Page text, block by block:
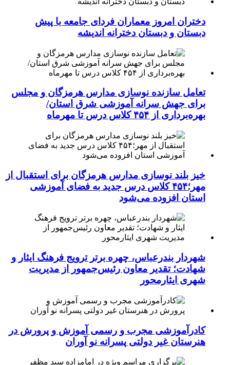
دختران امروز معماران فردای جامعه با پیش
دبستان و دبستان دخترانه اندیشه
تعامل سازنده نوسازی مدارس هرمزگان و مجلس
برای جهش سرانه آموزشی شرق استان/
بهره‌برداری از ۴۵۴ کلاس درس تا مهرماه
خیز بلند نوسازی مدارس هرمزگان برای استقبال از
مهر؛۴۵۴ کلاس درس جدید به فضای آموزشی
استان افزوده می‌شود
شهردار بندرعباس، چهره برتر ترویج فرهنگ ایثار و
شهادت؛ تقدیر معاون رئیس‌جمهور از مدیریت
شهری ایثارمحور
کادرآموزشی مجرب و رسمی آموزش و پرورش در
هنرستان غیر دولتی پسرانه نو آوران